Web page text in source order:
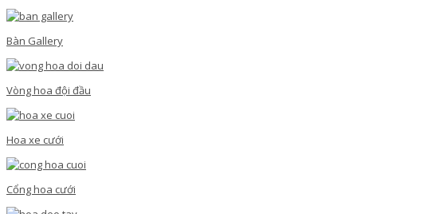
Bàn Gallery
Vòng hoa đội đầu
Hoa xe cưới
Cổng hoa cưới